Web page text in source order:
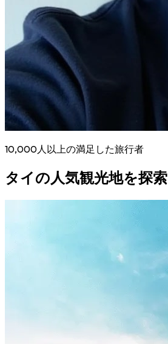
10,000人以上の満足した旅行者
タイの人気観光地を探索